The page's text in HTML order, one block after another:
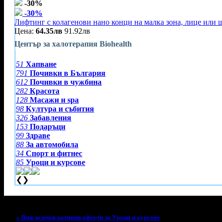
-30%
-30%
Лифтинг с колагенови нано конци на малка зона, лице или
Цена: 64.35лв 91.92лв
Център за халотерапия Biohealth
51 Хапване
791 Почивки в България
612 Почивки в чужбина
282 Красота
128 Масажи и spa
98 Култура и събития
326 Забавления
153 Подаръци
99 Здраве
88 За автомобила
34 Спорт и фитнес
85 Уроци и курсове
❮ ❯
» Виж всички активни оферти за Уроци и курсове